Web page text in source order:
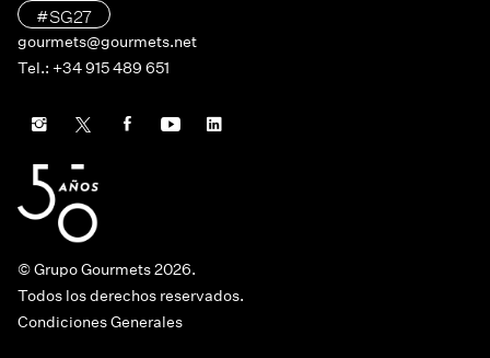
#SG27
gourmets@gourmets.net
Tel.: +34 915 489 651
© Grupo Gourmets 2026.
Todos los derechos reservados.
Condiciones Generales